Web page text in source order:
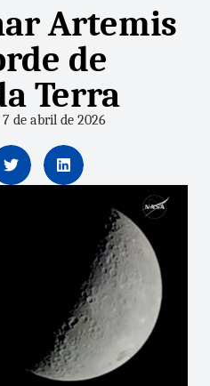
Artemis
de
Terra
de abril de 2026